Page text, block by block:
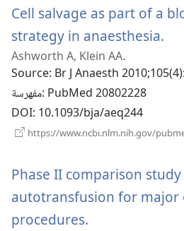
Cell salvage as part of a
strategy in anaesthesia.
Ashworth A, Klein AA.
Source‎: Br J Anaesth
مفهرسة‎: PubMed 20802228
DOI‎: 10.1093/bja/aeq244
https://www.ncbi.nlm.nih.gov/
Phase II comparison
autotransfusion for major
procedures.